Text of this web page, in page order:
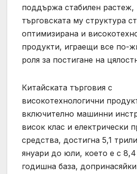
поддържа стабилен растеж,
търговската му структура
оптимизирана и
продукти, играещи все по-
роля за постигане на
Китайската търговия с
високотехнологични
включително машинни
висок клас и електрически
средства, достигна 5,1
януари до юли, което е с
годишна база,